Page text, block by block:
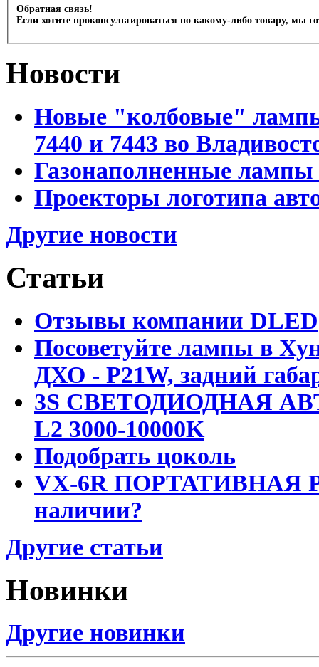
Обратная связь!
Если хотите проконсультироваться по какому-либо товару, мы
Новости
Новые "колбовые"
7440 и 7443 во
Газонаполненные лампы
Проекторы логотипа
Другие новости
Статьи
Отзывы компании DLED
Посоветуйте лампы в
ДХО - P21W, задний
3S СВЕТОДИОДНАЯ
L2 3000-10000K
Подобрать цоколь
VX-6R ПОРТАТИВНАЯ
наличии?
Другие статьи
Новинки
Другие новинки